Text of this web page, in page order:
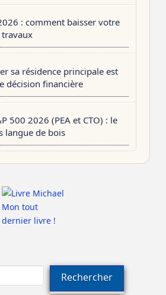
: comment baisser votre
sa résidence principale est
décision financière
500 2026 (PEA et CTO) : le
langue de bois
Mon tout
dernier livre !
Rechercher